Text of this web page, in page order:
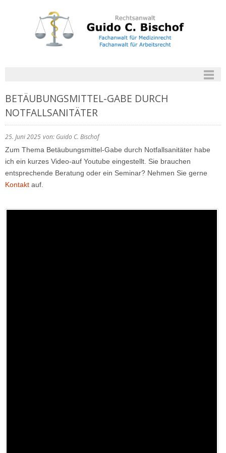
BETÄUBUNGSMITTEL-GABE DURCH
NOTFALLSANITÄTER
25. Juni 2025 von: Guido C. Bischof
Zum Thema Betäubungsmittel-Gabe durch Notfallsanitäter habe
ich ein kurzes Video-auf Youtube eingestellt. Sie brauchen
entsprechende Beratung oder ein Seminar? Nehmen Sie gerne
Kontakt auf.